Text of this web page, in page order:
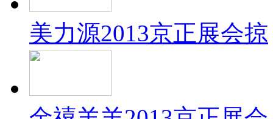
美力源2013京正展会掠